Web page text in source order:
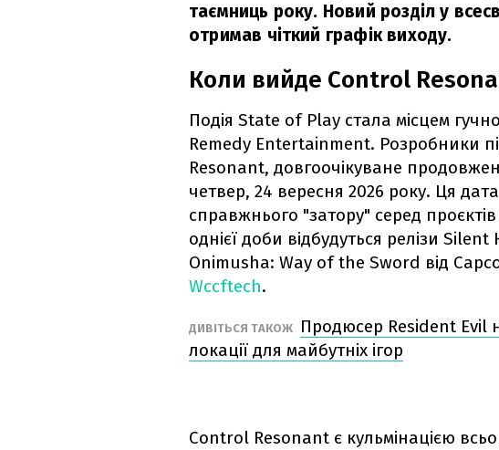
таємниць року. Новий розділ у
отримав чіткий графік виходу.
Коли вийде Control
Подія State of Play стала місцем
Remedy Entertainment. Розробники
Resonant, довгоочікуване
четвер, 24 вересня 2026 року. Ця
справжнього "затору" серед
однієї доби відбудуться релізи
Onimusha: Way of the Sword від
Wccftech.
ДИВІТЬСЯ ТАКОЖ
Продюсер Resident Evil
локації для майбутніх ігор
Control Resonant є кульмінацією